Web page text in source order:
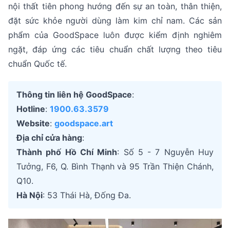
nội thất tiên phong hướng đến sự an toàn, thân thiện,
đặt sức khỏe người dùng làm kim chỉ nam. Các sản
phẩm của GoodSpace luôn được kiểm định nghiêm
ngặt, đáp ứng các tiêu chuẩn chất lượng theo tiêu
chuẩn Quốc tế.
Thông tin liên hệ GoodSpace:
Hotline: 1900.63.3579
Website: goodspace.art
Địa chỉ cửa hàng:
Thành phố Hồ Chí Minh: Số 5 - 7 Nguyễn Huy
Tưởng, F6, Q. Bình Thạnh và 95 Trần Thiện Chánh,
Q10.
Hà Nội: 53 Thái Hà, Đống Đa.